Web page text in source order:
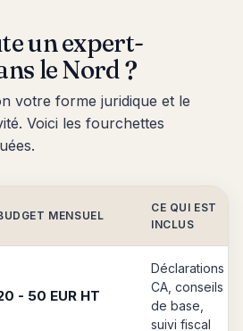
un expert-
le Nord ?
votre forme juridique et le
Voici les fourchettes
MENSUEL
CE QUI EST
INCLUS
- 50 EUR HT
Déclarations
CA, conseils
de base,
suivi fiscal